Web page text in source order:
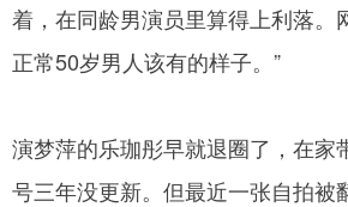
着，在同龄男演员里算得上利落。
正常50岁男人该有的样子。”
演梦萍的乐珈彤早就退圈了，在家
号三年没更新。但最近一张自拍被